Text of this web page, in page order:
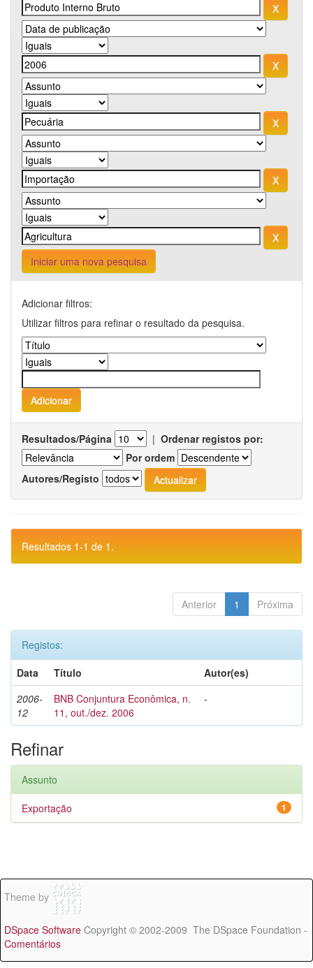
Iniciar uma nova pesquisa
Adicionar filtros:
Utilizar filtros para refinar o resultado da pesquisa.
Resultados/Página | Ordenar registos por:
Por ordem
Autores/Registo
Resultados 1-1 de 1.
Anterior 1 Próxima
Registos:
Data
Título
Autor(es)
2006-
12
BNB Conjuntura Econômica, n.
11, out./dez. 2006
-
Refinar
Assunto
1
Exportação
Theme by
DSpace Software Copyright © 2002-2009 The DSpace Foundation -
Comentários